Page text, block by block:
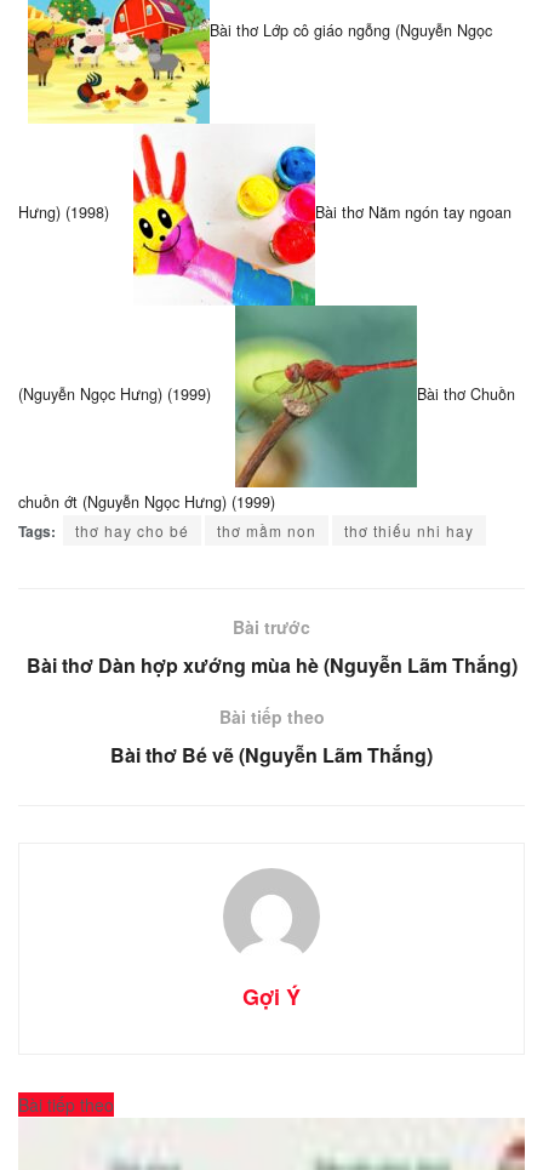
Bài thơ Lớp cô giáo ngỗng (Nguyễn Ngọc
Hưng) (1998) Bài thơ Năm ngón tay ngoan
(Nguyễn Ngọc Hưng) (1999) Bài thơ Chuồn
chuồn ớt (Nguyễn Ngọc Hưng) (1999)
Tags:
thơ hay cho bé thơ mầm non thơ thiếu nhi hay
Bài trước
Bài thơ Dàn hợp xướng mùa hè (Nguyễn Lãm Thắng)
Bài tiếp theo
Bài thơ Bé vẽ (Nguyễn Lãm Thắng)
Gợi Ý
Bài tiếp theo